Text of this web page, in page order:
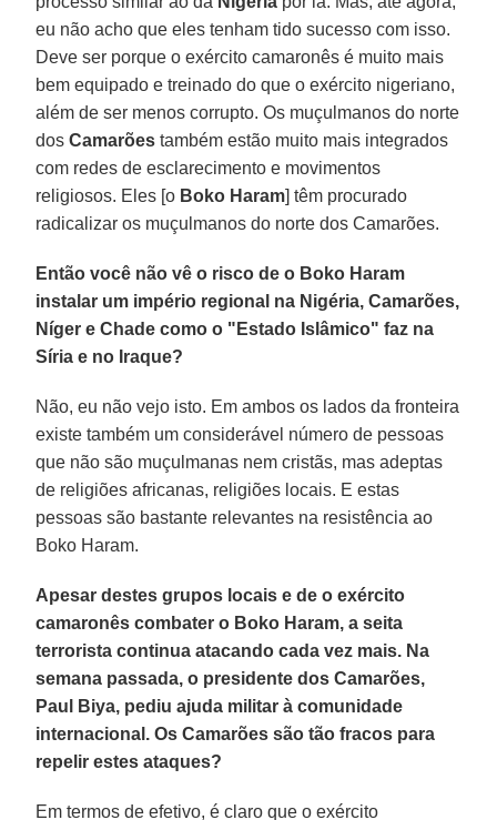
eu não acho que eles tenham tido sucesso com isso.
Deve ser porque o exército camaronês é muito mais
bem equipado e treinado do que o exército nigeriano,
além de ser menos corrupto. Os muçulmanos do norte
dosCamarões também estão muito mais integrados
com redes de esclarecimento e movimentos
religiosos. Eles [o Boko Haram] têm procurado
radicalizar os muçulmanos do norte dos Camarões.
Então você não vê o risco de o Boko Haram
instalar um império regional na Nigéria, Camarões,
Níger e Chade como o "Estado Islâmico" faz na
Síria e no Iraque?
Não, eu não vejo isto. Em ambos os lados da fronteira
existe também um considerável número de pessoas
que não são muçulmanas nem cristãs, mas adeptas
de religiões africanas, religiões locais. E estas
pessoas são bastante relevantes na resistência ao
Boko Haram.
Apesar destes grupos locais e de o exército
camaronês combater o Boko Haram, a seita
terrorista continua atacando cada vez mais. Na
semana passada, o presidente dos Camarões,
Paul Biya, pediu ajuda militar à comunidade
internacional. Os Camarões são tão fracos para
repelir estes ataques?
Em termos de efetivo, é claro que o exército